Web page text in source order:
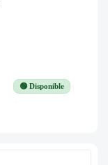
🟢 Disponible